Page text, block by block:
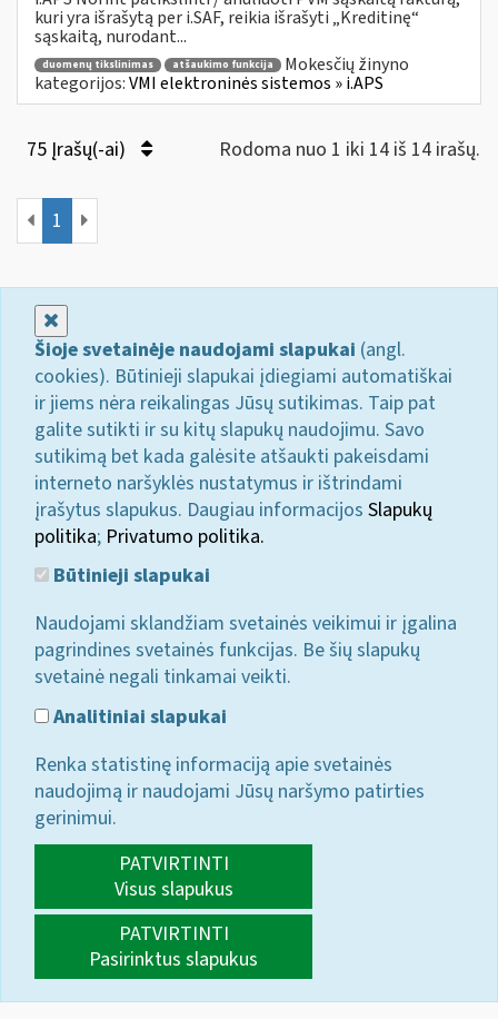
kuri yra išrašytą per i.SAF, reikia išrašyti „Kreditinę“
sąskaitą, nurodant...
duomenų tikslinimas atšaukimo funkcija
Mokesčių žinyno
kategorijos:VMI elektroninės sistemos » i.APS
75 Įrašų(-ai) Rodoma nuo 1 iki 14 iš 14 irašų.
1
Šioje svetainėje naudojami slapukai (angl.
cookies). Būtinieji slapukai įdiegiami automatiškai
ir jiems nėra reikalingas Jūsų sutikimas. Taip pat
galite sutikti ir su kitų slapukų naudojimu. Savo
sutikimą bet kada galėsite atšaukti pakeisdami
interneto naršyklės nustatymus ir ištrindami
įrašytus slapukus. Daugiau informacijos Slapukų
politika; Privatumo politika.
Būtinieji slapukai
Naudojami sklandžiam svetainės veikimui ir įgalina
pagrindines svetainės funkcijas. Be šių slapukų
svetainė negali tinkamai veikti.
Analitiniai slapukai
Renka statistinę informaciją apie svetainės
naudojimą ir naudojami Jūsų naršymo patirties
gerinimui.
PATVIRTINTI
Visus slapukus
PATVIRTINTI
Pasirinktus slapukus